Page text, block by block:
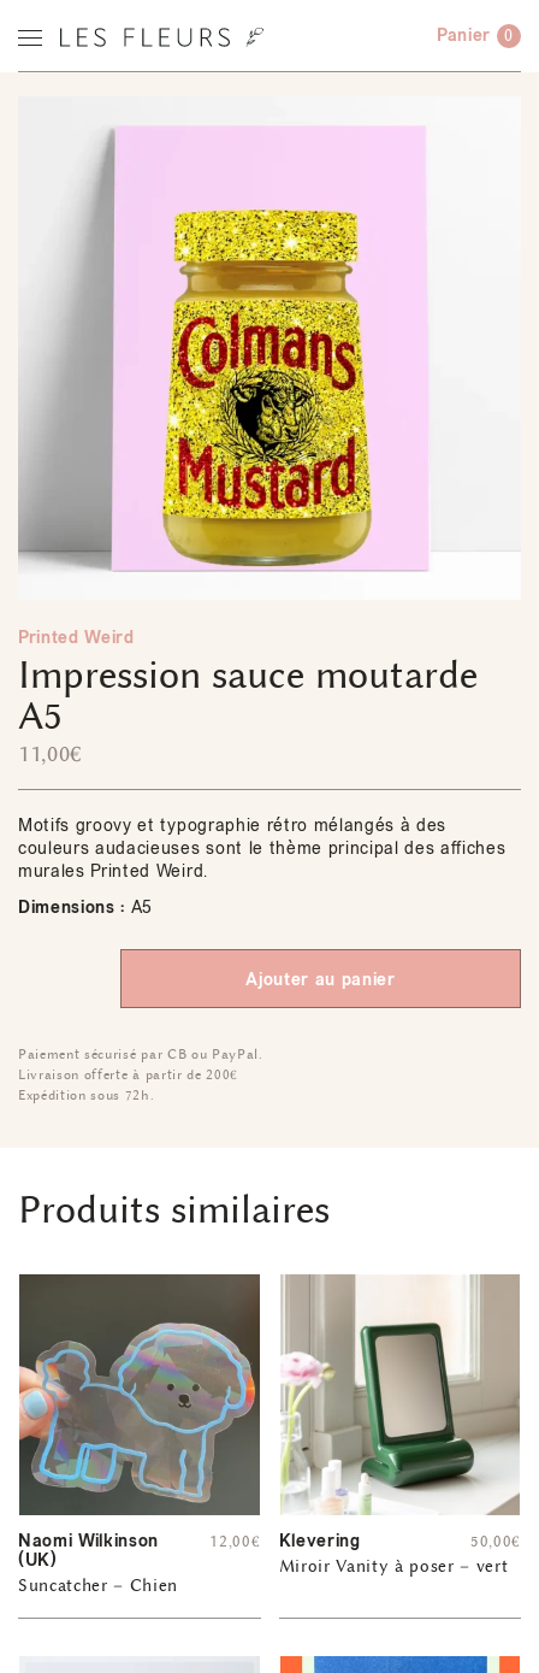
Panier 0
Printed Weird
Impression sauce moutarde
A5
11,00€
Motifs groovy et typographie rétro mélangés à des
couleurs audacieuses sont le thème principal des affiches
murales Printed Weird.
Dimensions : A5
Ajouter au panier
Paiement sécurisé par CB ou PayPal.
Livraison offerte à partir de 200€
Expédition sous 72h.
Produits similaires
Naomi Wilkinson
(UK)
Suncatcher – Chien
12,00€ Klevering
Miroir Vanity à poser – vert
50,00€